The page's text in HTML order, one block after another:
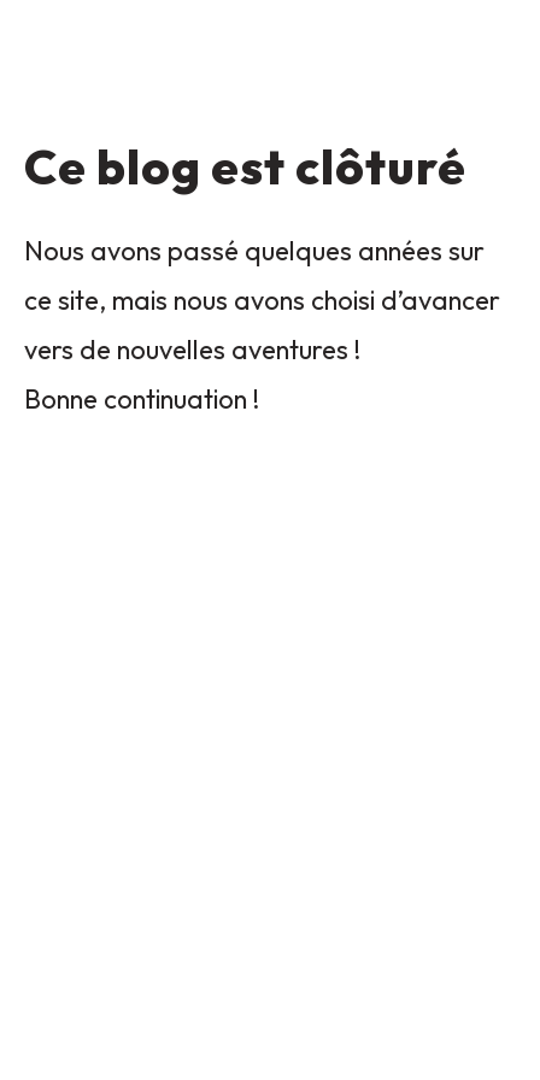
Ce blog est clôturé
Nous avons passé quelques années sur
ce site, mais nous avons choisi d’avancer
vers de nouvelles aventures !
Bonne continuation !